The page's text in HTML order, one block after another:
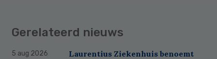
Gerelateerd nieuws
5 aug 2026
Laurentius Ziekenhuis benoemt